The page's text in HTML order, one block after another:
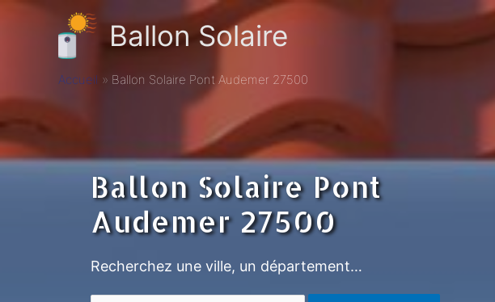
Ballon Solaire
Accueil Ballon Solaire Pont Audemer 27500
Ballon Solaire Pont
Audemer 27500
Recherchez une ville, un département…